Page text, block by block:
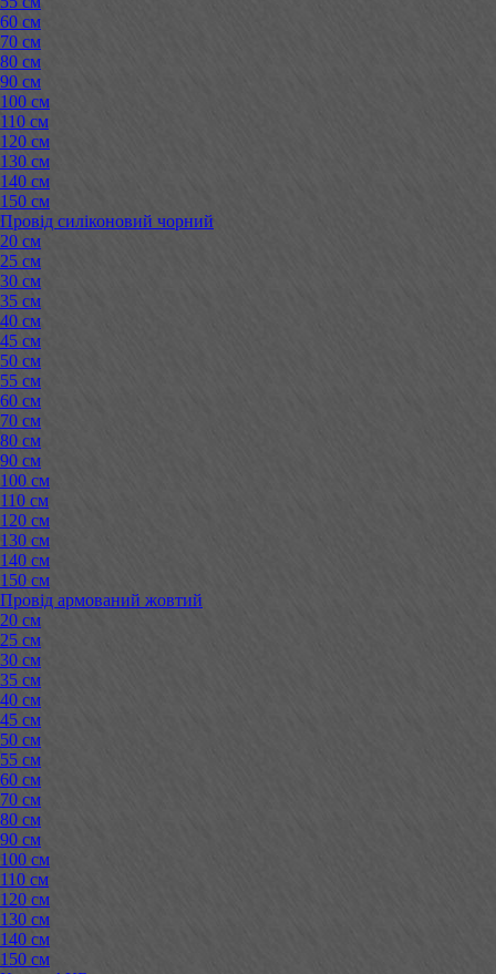
60 см
70 см
80 см
90 см
100 см
110 см
120 см
130 см
140 см
150 см
Провід силіконовий чорний
20 см
25 см
30 см
35 см
40 см
45 см
50 см
55 см
60 см
70 см
80 см
90 см
100 см
110 см
120 см
130 см
140 см
150 см
Провід армований жовтий
20 см
25 см
30 см
35 см
40 см
45 см
50 см
55 см
60 см
70 см
80 см
90 см
100 см
110 см
120 см
130 см
140 см
150 см